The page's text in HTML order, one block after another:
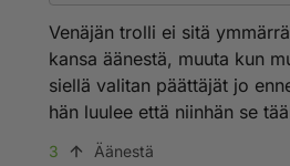
tyhmempi kuin edustajansa
apinaa" sinne äänestänyt.
turha ruikuttaminen
ja ymmärrä, että siihen on
osaa virheettömiä kaiken aina
Venäjän trolli ei sitä
kansa äänestä, muuta kun
siellä valitan päättäjät jo
hän luulee että niinhän se
3 Äänestä